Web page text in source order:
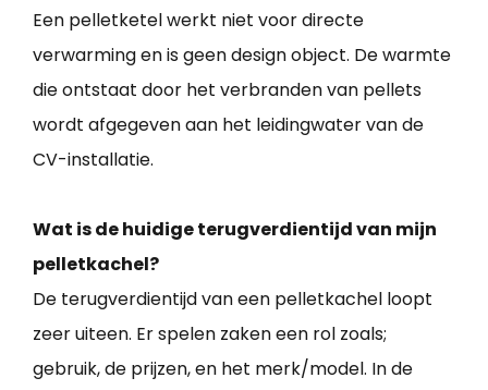
Een pelletketel werkt niet voor directe
verwarming en is geen design object. De warmte
die ontstaat door het verbranden van pellets
wordt afgegeven aan het leidingwater van de
CV-installatie.
Wat is de huidige terugverdientijd van mijn
pelletkachel?
De terugverdientijd van een pelletkachel loopt
zeer uiteen. Er spelen zaken een rol zoals;
gebruik, de prijzen, en het merk/model. In de